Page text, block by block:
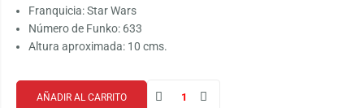
Franquicia: Star Wars
Número de Funko: 633
Altura aproximada: 10 cms.
AÑADIR AL CARRITO